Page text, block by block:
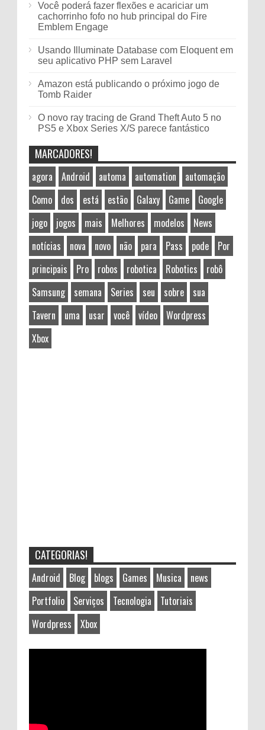
Você poderá fazer flexões e acariciar um
cachorrinho fofo no hub principal do Fire
Emblem Engage
Usando Illuminate Database com Eloquent em
seu aplicativo PHP sem Laravel
Amazon está publicando o próximo jogo de
Tomb Raider
O novo ray tracing de Grand Theft Auto 5 no
PS5 e Xbox Series X/S parece fantástico
MARCADORES!
agora Android automa automation
automação
Como
dos está estão Galaxy Game
Google
jogo
jogos mais Melhores modelos
News
notícias
nova novo não para Pass pode
Por
principais
Pro robos robotica Robotics
robô
Samsung
semana Series seu sobre
sua
Tavern
uma usar você vídeo
Wordpress
Xbox
CATEGORIAS!
Android Blog blogs Games Musica
news
Portfolio
Serviços Tecnologia
Tutoriais
Wordpress
Xbox